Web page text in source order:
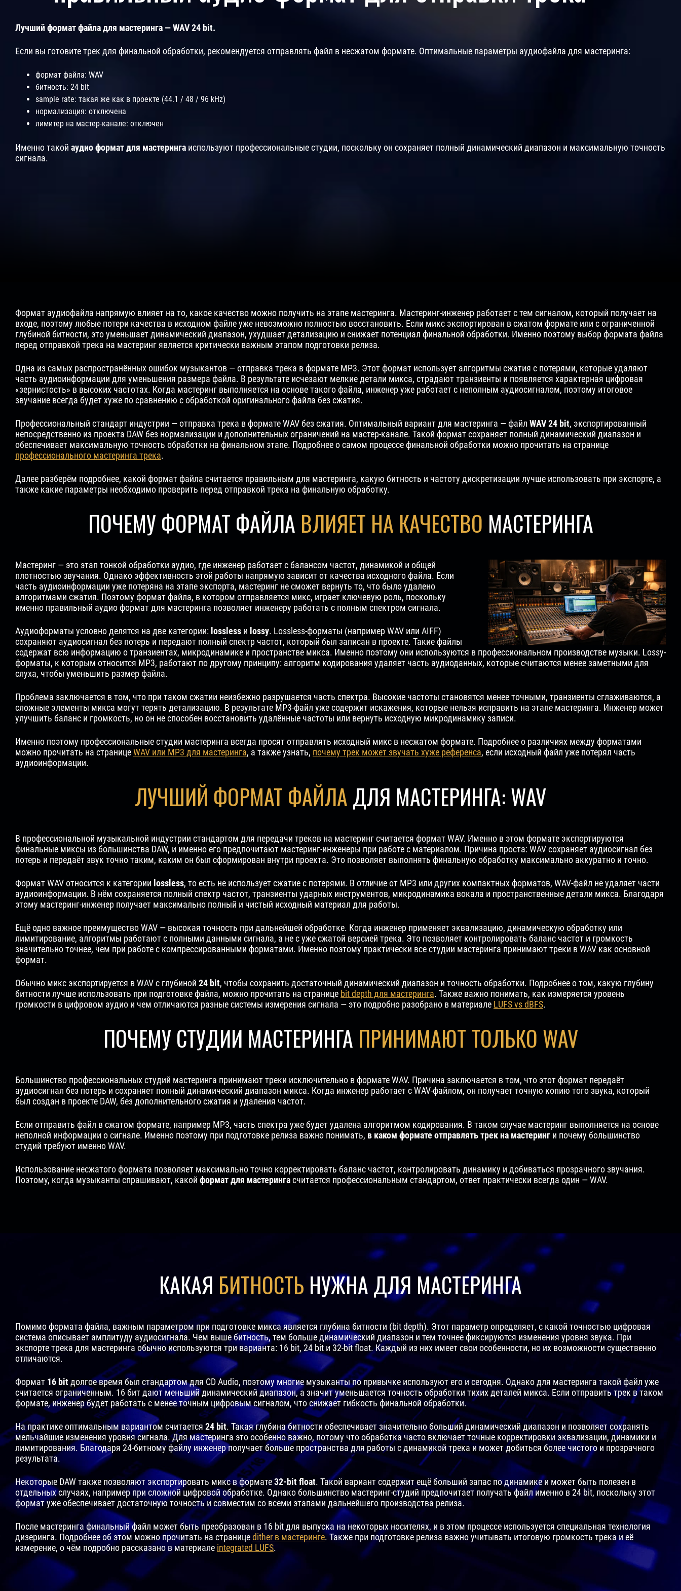
Лучший формат файла для мастеринга — WAV 24 bit.
Если вы готовите трек для финальной обработки, рекомендуется отправлять файл в несжатом формате. Оптимальные параметры аудиофайла для мастеринга:
формат файла: WAV
битность: 24 bit
sample rate: такая же как в проекте (44.1 / 48 / 96 kHz)
нормализация: отключена
лимитер на мастер-канале: отключен
Именно такой аудио формат для мастеринга используют профессиональные студии, поскольку он сохраняет полный динамический диапазон и максимальную точность
сигнала.
Формат аудиофайла напрямую влияет на то, какое качество можно получить на этапе мастеринга. Мастеринг-инженер работает с тем сигналом, который получает на
входе, поэтому любые потери качества в исходном файле уже невозможно полностью восстановить. Если микс экспортирован в сжатом формате или с ограниченной
глубиной битности, это уменьшает динамический диапазон, ухудшает детализацию и снижает потенциал финальной обработки. Именно поэтому выбор формата файла
перед отправкой трека на мастеринг является критически важным этапом подготовки релиза.
Одна из самых распространённых ошибок музыкантов — отправка трека в формате MP3. Этот формат использует алгоритмы сжатия с потерями, которые удаляют
часть аудиоинформации для уменьшения размера файла. В результате исчезают мелкие детали микса, страдают транзиенты и появляется характерная цифровая
«зернистость» в высоких частотах. Когда мастеринг выполняется на основе такого файла, инженер уже работает с неполным аудиосигналом, поэтому итоговое
звучание всегда будет хуже по сравнению с обработкой оригинального файла без сжатия.
Профессиональный стандарт индустрии — отправка трека в формате WAV без сжатия. Оптимальный вариант для мастеринга — файл WAV 24 bit, экспортированный
непосредственно из проекта DAW без нормализации и дополнительных ограничений на мастер-канале. Такой формат сохраняет полный динамический диапазон и
обеспечивает максимальную точность обработки на финальном этапе. Подробнее о самом процессе финальной обработки можно прочитать на странице
профессионального мастеринга трека.
Далее разберём подробнее, какой формат файла считается правильным для мастеринга, какую битность и частоту дискретизации лучше использовать при экспорте, а
также какие параметры необходимо проверить перед отправкой трека на финальную обработку.
ПОЧЕМУ ФОРМАТ ФАЙЛА ВЛИЯЕТ НА КАЧЕСТВО МАСТЕРИНГА
Мастеринг — это этап тонкой обработки аудио, где инженер работает с балансом частот, динамикой и общей
плотностью звучания. Однако эффективность этой работы напрямую зависит от качества исходного файла. Если
часть аудиоинформации уже потеряна на этапе экспорта, мастеринг не сможет вернуть то, что было удалено
алгоритмами сжатия. Поэтому формат файла, в котором отправляется микс, играет ключевую роль, поскольку
именно правильный аудио формат для мастеринга позволяет инженеру работать с полным спектром сигнала.
Аудиоформаты условно делятся на две категории: lossless и lossy. Lossless-форматы (например WAV или AIFF)
сохраняют аудиосигнал без потерь и передают полный спектр частот, который был записан в проекте. Такие файлы
содержат всю информацию о транзиентах, микродинамике и пространстве микса. Именно поэтому они используются в профессиональном производстве музыки. Lossy-
форматы, к которым относится MP3, работают по другому принципу: алгоритм кодирования удаляет часть аудиоданных, которые считаются менее заметными для
слуха, чтобы уменьшить размер файла.
Проблема заключается в том, что при таком сжатии неизбежно разрушается часть спектра. Высокие частоты становятся менее точными, транзиенты сглаживаются, а
сложные элементы микса могут терять детализацию. В результате MP3-файл уже содержит искажения, которые нельзя исправить на этапе мастеринга. Инженер может
улучшить баланс и громкость, но он не способен восстановить удалённые частоты или вернуть исходную микродинамику записи.
Именно поэтому профессиональные студии мастеринга всегда просят отправлять исходный микс в несжатом формате. Подробнее о различиях между форматами
можно прочитать на страницеWAV или MP3 для мастеринга, а также узнать, почему трек может звучать хуже референса, если исходный файл уже потерял часть
аудиоинформации.
ЛУЧШИЙ ФОРМАТ ФАЙЛАДЛЯ МАСТЕРИНГА: WAV
В профессиональной музыкальной индустрии стандартом для передачи треков на мастеринг считается формат WAV. Именно в этом формате экспортируются
финальные миксы из большинства DAW, и именно его предпочитают мастеринг-инженеры при работе с материалом. Причина проста: WAV сохраняет аудиосигнал без
потерь и передаёт звук точно таким, каким он был сформирован внутри проекта. Это позволяет выполнять финальную обработку максимально аккуратно и точно.
Формат WAV относится к категории lossless, то есть не использует сжатие с потерями. В отличие от MP3 или других компактных форматов, WAV-файл не удаляет части
аудиоинформации. В нём сохраняется полный спектр частот, транзиенты ударных инструментов, микродинамика вокала и пространственные детали микса. Благодаря
этому мастеринг-инженер получает максимально полный и чистый исходный материал для работы.
Ещё одно важное преимущество WAV — высокая точность при дальнейшей обработке. Когда инженер применяет эквализацию, динамическую обработку или
лимитирование, алгоритмы работают с полными данными сигнала, а не с уже сжатой версией трека. Это позволяет контролировать баланс частот и громкость
значительно точнее, чем при работе с компрессированными форматами. Именно поэтому практически все студии мастеринга принимают треки в WAV как основной
формат.
Обычно микс экспортируется в WAV с глубиной 24 bit, чтобы сохранить достаточный динамический диапазон и точность обработки. Подробнее о том, какую глубину
битности лучше использовать при подготовке файла, можно прочитать на странице bit depth для мастеринга. Также важно понимать, как измеряется уровень
громкости в цифровом аудио и чем отличаются разные системы измерения сигнала — это подробно разобрано в материале LUFS vs dBFS.
ПОЧЕМУ СТУДИИ МАСТЕРИНГА ПРИНИМАЮТ ТОЛЬКО WAV
Большинство профессиональных студий мастеринга принимают треки исключительно в формате WAV. Причина заключается в том, что этот формат передаёт
аудиосигнал без потерь и сохраняет полный динамический диапазон микса. Когда инженер работает с WAV-файлом, он получает точную копию того звука, который
был создан в проекте DAW, без дополнительного сжатия и удаления частот.
Если отправить файл в сжатом формате, например MP3, часть спектра уже будет удалена алгоритмом кодирования. В таком случае мастеринг выполняется на основе
неполной информации о сигнале. Именно поэтому при подготовке релиза важно понимать, в каком формате отправлять трек на мастеринг и почему большинство
студий требуют именно WAV.
Использование несжатого формата позволяет максимально точно корректировать баланс частот, контролировать динамику и добиваться прозрачного звучания.
Поэтому, когда музыканты спрашивают, какой формат для мастерингасчитается профессиональным стандартом, ответ практически всегда один — WAV.
КАКАЯ БИТНОСТЬ НУЖНА ДЛЯ МАСТЕРИНГА
Помимо формата файла, важным параметром при подготовке микса является глубина битности (bit depth). Этот параметр определяет, с какой точностью цифровая
система описывает амплитуду аудиосигнала. Чем выше битность, тем больше динамический диапазон и тем точнее фиксируются изменения уровня звука. При
экспорте трека для мастеринга обычно используются три варианта: 16 bit, 24 bit и 32-bit float. Каждый из них имеет свои особенности, но их возможности существенно
отличаются.
Формат 16 bitдолгое время был стандартом для CD Audio, поэтому многие музыканты по привычке используют его и сегодня. Однако для мастеринга такой файл уже
считается ограниченным. 16 бит дают меньший динамический диапазон, а значит уменьшается точность обработки тихих деталей микса. Если отправить трек в таком
формате, инженер будет работать с менее точным цифровым сигналом, что снижает гибкость финальной обработки.
На практике оптимальным вариантом считается 24 bit. Такая глубина битности обеспечивает значительно больший динамический диапазон и позволяет сохранять
мельчайшие изменения уровня сигнала. Для мастеринга это особенно важно, потому что обработка часто включает точные корректировки эквализации, динамики и
лимитирования. Благодаря 24-битному файлу инженер получает больше пространства для работы с динамикой трека и может добиться более чистого и прозрачного
результата.
Некоторые DAW также позволяют экспортировать микс в формате32-bit float. Такой вариант содержит ещё больший запас по динамике и может быть полезен в
отдельных случаях, например при сложной цифровой обработке. Однако большинство мастеринг-студий предпочитает получать файл именно в 24 bit, поскольку этот
формат уже обеспечивает достаточную точность и совместим со всеми этапами дальнейшего производства релиза.
После мастеринга финальный файл может быть преобразован в 16 bit для выпуска на некоторых носителях, и в этом процессе используется специальная технология
дизеринга. Подробнее об этом можно прочитать на страницеdither в мастеринге. Также при подготовке релиза важно учитывать итоговую громкость трека и её
измерение, о чём подробно рассказано в материале integrated LUFS.